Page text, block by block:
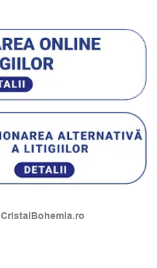
CristalBohemia.ro